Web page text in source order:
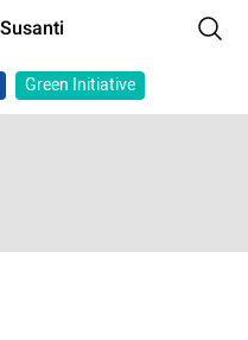
Green Initiative